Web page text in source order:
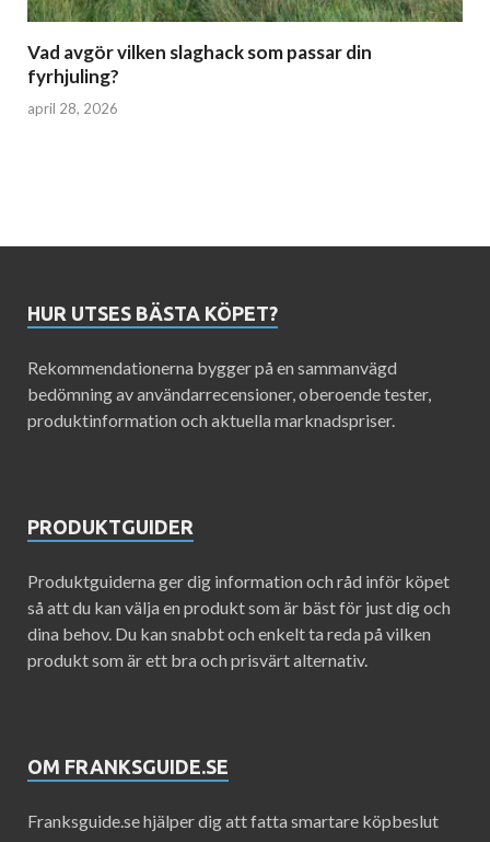
Vad avgör vilken slaghack som passar din
fyrhjuling?
april 28, 2026
HUR UTSES BÄSTA KÖPET?
Rekommendationerna bygger på en sammanvägd
bedömning av användarrecensioner, oberoende tester,
produktinformation och aktuella marknadspriser.
PRODUKTGUIDER
Produktguiderna ger dig information och råd inför köpet
så att du kan välja en produkt som är bäst för just dig och
dina behov. Du kan snabbt och enkelt ta reda på vilken
produkt som är ett bra och prisvärt alternativ.
OM FRANKSGUIDE.SE
Franksguide.se hjälper dig att fatta smartare köpbeslut